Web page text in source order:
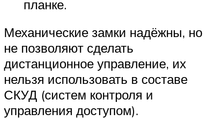
планке.
Механические замки надёжны, но
не позволяют сделать
дистанционное управление, их
нельзя использовать в составе
СКУД (систем контроля и
управления доступом).